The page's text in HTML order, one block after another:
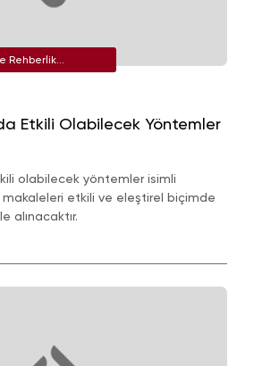
Rehberlik
Etkili Olabilecek Yöntemler
olabilecek yöntemler isimli
etkili ve eleştirel biçimde
alınacaktır.